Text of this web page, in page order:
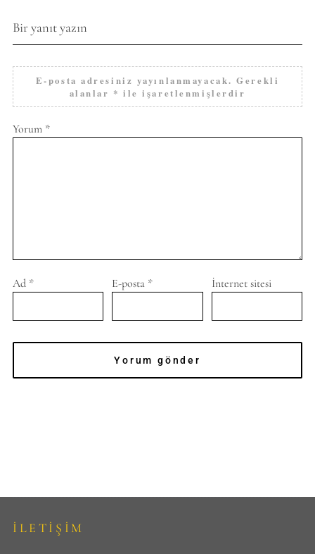
Bir yanıt yazın
E-posta adresiniz yayınlanmayacak. Gerekli
alanlar * ile işaretlenmişlerdir
Yorum *
Ad * E-posta * İnternet sitesi
İLETİŞİM